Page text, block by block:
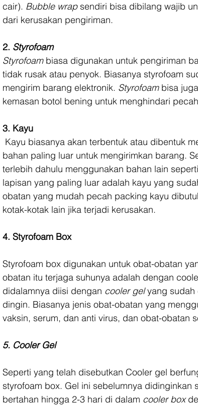
cair). Bubble wrap sendiri bisa dibilang wajib
dari kerusakan pengiriman.
2. Styrofoam
Styrofoam biasa digunakan untuk pengiriman
tidak rusak atau penyok. Biasanya styrofoam
mengirim barang elektronik. Styrofoam bisa
kemasan botol bening untuk menghindari
3. Kayu
Kayu biasanya akan terbentuk atau dibentuk
bahan paling luar untuk mengirimkan barang.
terlebih dahulu menggunakan bahan lain
lapisan yang paling luar adalah kayu yang
obatan yang mudah pecah packing kayu
kotak-kotak lain jika terjadi kerusakan.
4. Styrofoam Box
Styrofoam box digunakan untuk obat-obatan
obatan itu terjaga suhunya adalah dengan
didalamnya diisi dengan cooler gel yang sudah
dingin. Biasanya jenis obat-obatan yang
vaksin, serum, dan anti virus, dan obat-obatan
5. Cooler Gel
Seperti yang telah disebutkan Cooler gel
styrofoam box. Gel ini sebelumnya didinginkan
bertahan hingga 2-3 hari di dalam cooler box